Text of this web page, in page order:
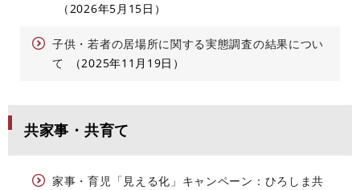
2026年5月15日
子供・若者の居場所に関する実態調査の結果につい
て
2025年11月19日
共家事・共育て
家事・育児「見える化」キャンペーン：ひろしま共